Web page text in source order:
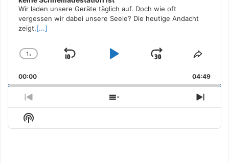
Wir laden unsere Geräte täglich auf. Doch wie oft
vergessen wir dabei unsere Seele? Die heutige Andacht
zeigt,[...]
Change
Rate
1x
Skip
Play
Jump
Forward
Share
00:00 04:49
Previous
Episode
Show
Episodes
Next
Show
Podcast